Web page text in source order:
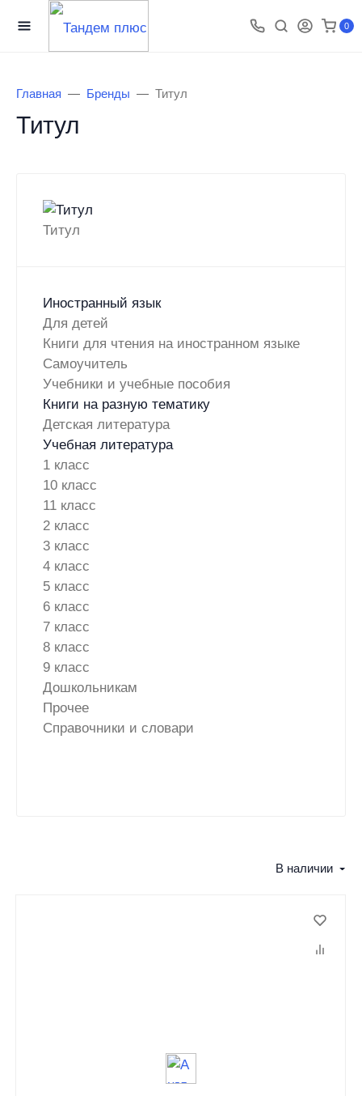
0
Главная Бренды Титул
Титул
Титул
Иностранный язык
Для детей
Книги для чтения на иностранном языке
Самоучитель
Учебники и учебные пособия
Книги на разную тематику
Детская литература
Учебная литература
1 класс
10 класс
11 класс
2 класс
3 класс
4 класс
5 класс
6 класс
7 класс
8 класс
9 класс
Дошкольникам
Прочее
Справочники и словари
В наличии